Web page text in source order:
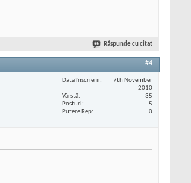
Răspunde cu citat
#4
Data înscrierii
7th November
2010
Vârstă
35
Posturi
5
Putere Rep
0